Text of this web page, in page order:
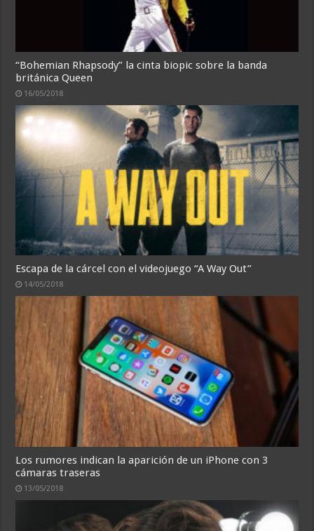
“Bohemian Rhapsody” la cinta biopic sobre la banda
británica Queen
16/05/2018
Escapa de la cárcel con el videojuego “A Way Out”
14/05/2018
Los rumores indican la aparición de un iPhone con 3
cámaras traseras
13/05/2018